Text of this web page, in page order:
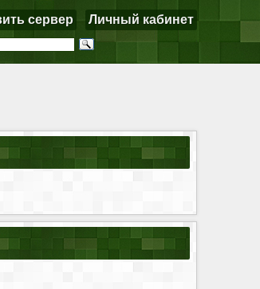
сервер Личный кабинет